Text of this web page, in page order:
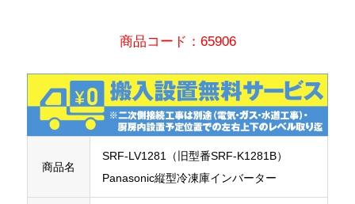
商品コード：65906
商品名
SRF-LV1281（旧型番SRF-K1281B）
Panasonic縦型冷凍庫インバーター